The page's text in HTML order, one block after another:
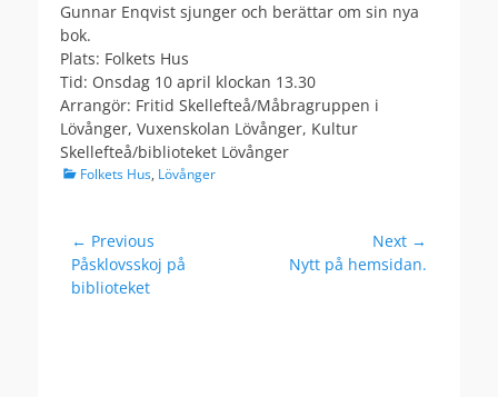
Gunnar Enqvist sjunger och berättar om sin nya
bok.
Plats: Folkets Hus
Tid: Onsdag 10 april klockan 13.30
Arrangör: Fritid Skellefteå/Måbragruppen i
Lövånger, Vuxenskolan Lövånger, Kultur
Skellefteå/biblioteket Lövånger
Categories
Folkets Hus, Lövånger
Post
navigation
← Previous
Previous
post:
Påsklovsskoj på
biblioteket
Next →
Nytt på hemsidan.